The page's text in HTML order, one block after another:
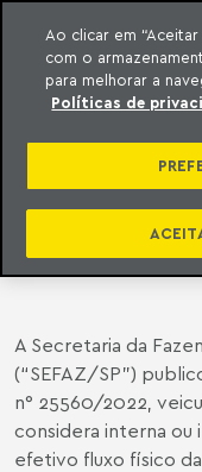
o conteúdo
Meyer
QUE O
A Secretaria da
(“SEFAZ/SP”)
n° 25560/2022,
considera interna ou
efetivo fluxo físico
Ao clicar em
com o
para melhorar a
Políticas de